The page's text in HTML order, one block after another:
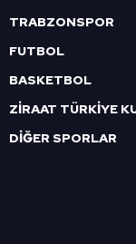
TRABZONSPOR
FUTBOL
BASKETBOL
DİĞER SPORLAR